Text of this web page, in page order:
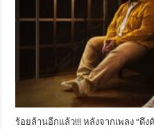
ร้อยล้านอีกแล้ว!!! หลังจากเพลง “ดึง